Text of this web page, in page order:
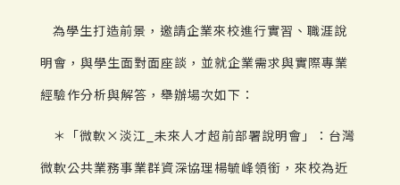
為學生打造前景，邀請企業來校進行實習、職涯說
明會，與學生面對面座談，並就企業需求與實際專業
經驗作分析與解答，舉辦場次如下：
＊「微軟×淡江_未來人才超前部署說明會」：台灣
微軟公共業務事業群資深協理楊毓峰領銜，來校為近